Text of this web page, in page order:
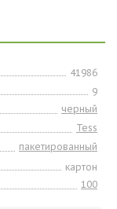
41986
9
черный
Tess
пакетированный
картон
100